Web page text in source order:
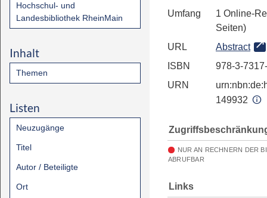
Hochschul- und
Landesbibliothek RheinMain
Inhalt
Themen
Listen
Neuzugänge
Titel
Autor / Beteiligte
Ort
Umfang
1 Online-
Seiten)
URL
Abstract
ISBN
978-3-
URN
149932
NUR AN RECHNERN DER
ABRUFBAR
Links